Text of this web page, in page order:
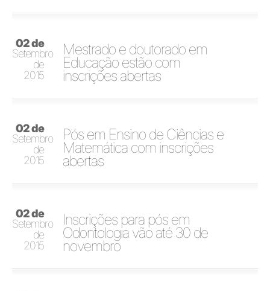
02 de
Setembro
de
2015
Mestrado e doutorado em
Educação estão com
inscrições abertas
02 de
Setembro
de
2015
Pós em Ensino de Ciências e
Matemática com inscrições
abertas
02 de
Setembro
de
2015
Inscrições para pós em
Odontologia vão até 30 de
novembro